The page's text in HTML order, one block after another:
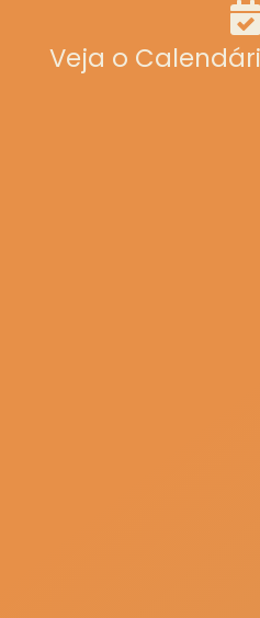
Veja o